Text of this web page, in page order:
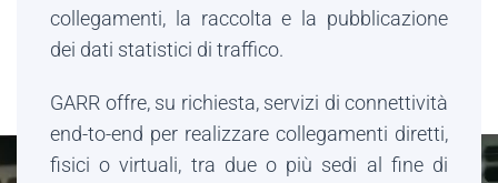
collegamenti, la raccolta e la pubblicazione
dei dati statistici di traffico.
GARR offre, su richiesta, servizi di connettività
end-to-end per realizzare collegamenti diretti,
fisici o virtuali, tra due o più sedi al fine di